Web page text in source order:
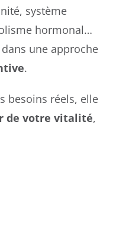
système
hormonal…
une approche
.
besoins réels, elle
de votre vitalité,